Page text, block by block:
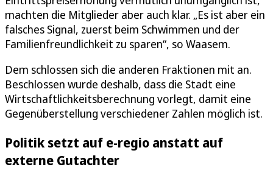
machten die Mitglieder aber auch klar. „Es ist aber ein
falsches Signal, zuerst beim Schwimmen und der
Familienfreundlichkeit zu sparen“, so Waasem.
Dem schlossen sich die anderen Fraktionen mit an.
Beschlossen wurde deshalb, dass die Stadt eine
Wirtschaftlichkeitsberechnung vorlegt, damit eine
Gegenüberstellung verschiedener Zahlen möglich ist.
Politik setzt auf e-regio anstatt auf
externe Gutachter